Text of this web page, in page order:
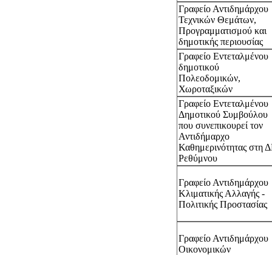
Γραφείο Αντιδημάρχου
Τεχνικών Θεμάτων,
Προγραμματισμού και
δημοτικής περιουσίας
Γραφείο Εντεταλμένου
δημοτικού
Πολεοδομικών,
Χωροταξικών
Γραφείο Εντεταλμένου
Δημοτικού Συμβούλου
που συνεπικουρεί τον
Αντιδήμαρχο
Καθημερινότητας στη
Ρεθύμνου
Γραφείο Αντιδημάρχου
Κλιματικής Αλλαγής -
Πολιτικής Προστασίας
Γραφείο Αντιδημάρχου
Οικονομικών